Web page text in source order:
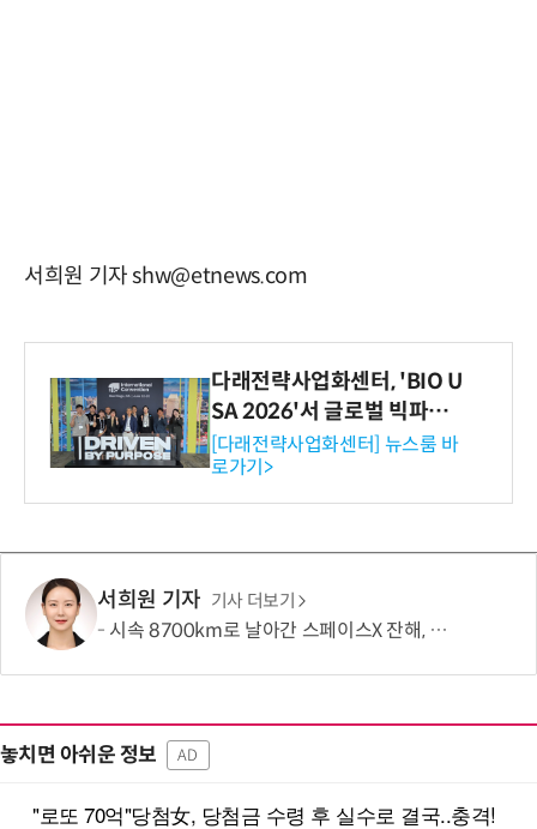
서희원 기자 shw@etnews.com
다래전략사업화센터, 'BIO U
SA 2026'서 글로벌 빅파마
와의 비즈니스 미팅 지원…K
-바이오 해외 진출 교두보 확
보
[다래전략사업화센터] 뉴스룸 바
로가기>
서희원 기자 기사 더보기
시속 8700km로 날아간 스페이스X 잔해, 달에 '30m' 분화구 남겼다
놓치면 아쉬운 정보 AD